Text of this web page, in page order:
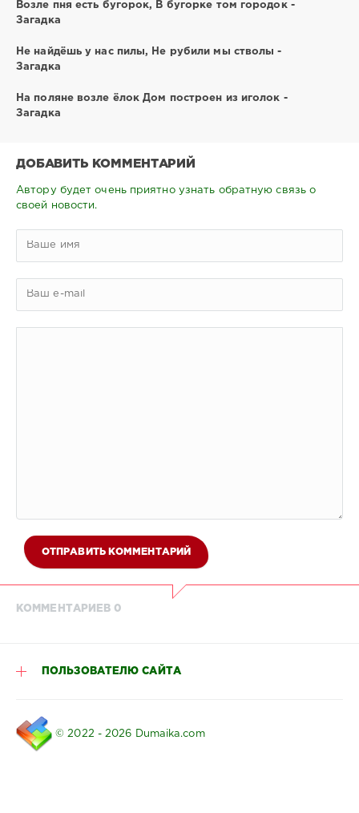
Возле пня есть бугорок, В бугорке том городок -
Загадка
Не найдёшь у нас пилы, Не рубили мы стволы -
Загадка
На поляне возле ёлок Дом построен из иголок -
Загадка
ДОБАВИТЬ КОММЕНТАРИЙ
Автору будет очень приятно узнать обратную связь о
своей новости.
ОТПРАВИТЬ КОММЕНТАРИЙ
КОММЕНТАРИЕВ 0
ПОЛЬЗОВАТЕЛЮ САЙТА
© 2022 - 2026 Dumaika.com